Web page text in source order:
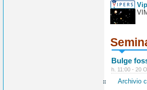
Bulge
h. 11:00 - 20
Archivio